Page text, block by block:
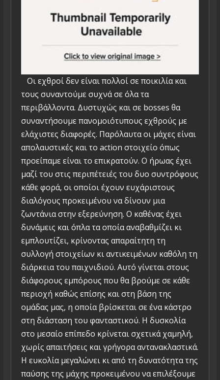
Οι εχθροί δεν είναι πολλοί σε ποικιλία και
τους συναντούμε συχνά σε όλα τα
περιβάλλοντα. Δυστυχώς και σε bosses θα
συναντήσουμε πανομοιότυπους εχθρούς με
ελάχιστες διαφορές. Παρόλαυτα οι μάχες είναι
απολαυστικές και το action στοιχείο όπως
προείπαμε είναι το επικρατούν. Ο ήρωας έχει
μαζί του στις περιπέτειές του δυο συντρόφους
κάθε φορά, οι οποίοι έχουν ευχάριστους
διαλόγους προκειμένου να δίνουν μια
ζωντάνια στην εξερεύνηση. Ο καθένας έχει
δυνάμεις και όπλα τα οποία αναβαθμίζει κι
εμπλουτίζει, κρίνοντας απαραίτητη τη
συλλογή στοιχείων κι αντικειμένων καθόλη τη
διάρκεια του παιχνιδιού. Αυτό γίνεται στους
διάφορους εμπόρους που θα βρούμε σε κάθε
περιοχή καθώς επίσης και στη βάση της
ομάδας μας, η οποία βρίσκεται σε ένα κάστρο
στη διάσταση του φανταστικού. Η δυσκολία
στο μεσαίο επίπεδο κρίνεται σχετικά χαμηλή,
χωρίς απαιτήσεις και γρήγορα αντανακλαστικά.
Η ευκολία μεγαλώνει κι από τη δυνατότητα της
παύσης της μάχης προκειμένου να επιλέξουμε